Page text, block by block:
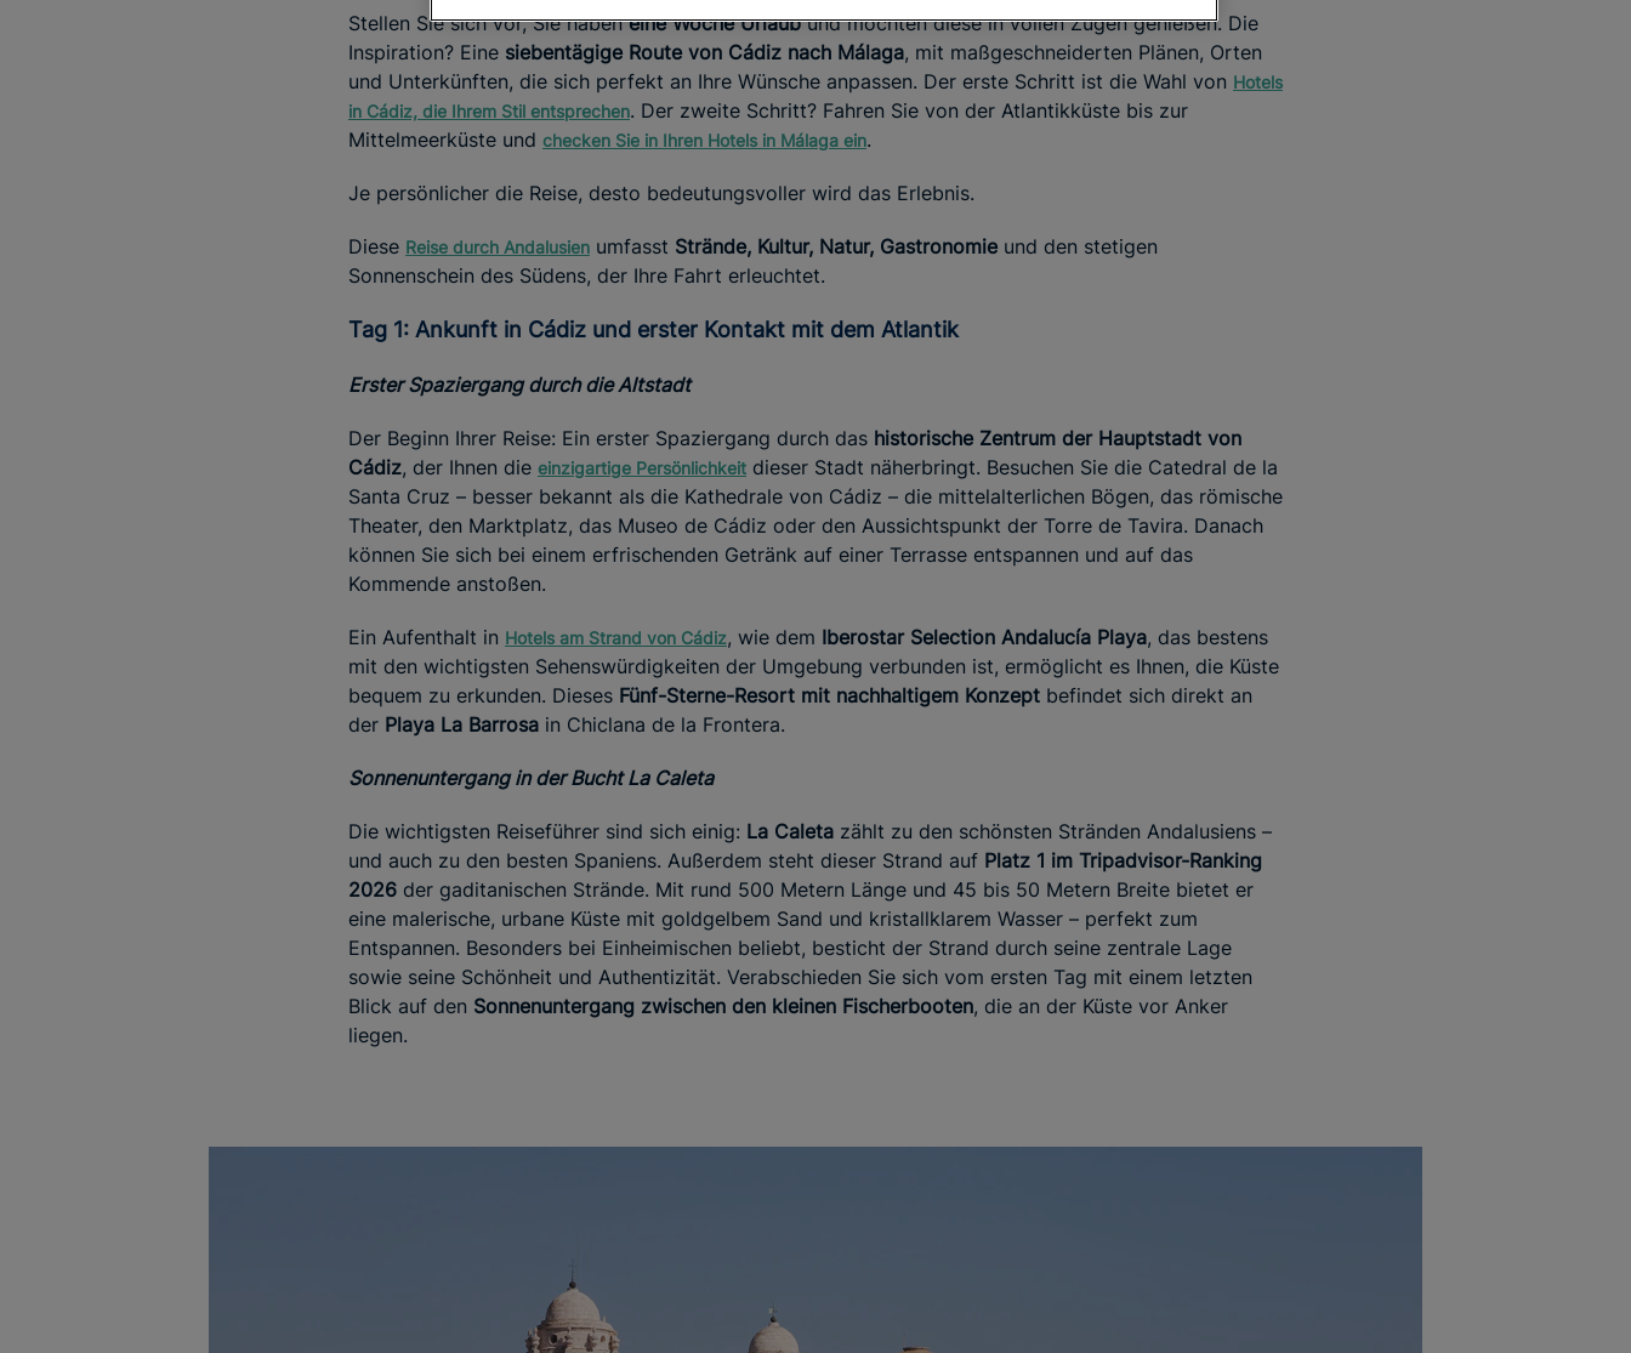
Stellen Sie sich vor, Sie habeneine Woche Urlaubund möchten diese in vollen Zügen genießen. Die
Inspiration? Eine siebentägige Route von Cádiz nach Málaga, mit maßgeschneiderten Plänen, Orten
und Unterkünften, die sich perfekt an Ihre Wünsche anpassen. Der erste Schritt ist die Wahl von Hotels
in Cádiz, die Ihrem Stil entsprechen. Der zweite Schritt? Fahren Sie von der Atlantikküste bis zur
Mittelmeerküste und checken Sie in Ihren Hotels in Málaga ein.
Je persönlicher die Reise, desto bedeutungsvoller wird das Erlebnis.
Diese Reise durch Andalusien umfasst Strände, Kultur, Natur, Gastronomie und den stetigen
Sonnenschein des Südens, der Ihre Fahrt erleuchtet.
Tag 1: Ankunft in Cádiz und erster Kontakt mit dem Atlantik
Erster Spaziergang durch die Altstadt
Der Beginn Ihrer Reise: Ein erster Spaziergang durch das historische Zentrum der Hauptstadt von
Cádiz, der Ihnen die einzigartige Persönlichkeit dieser Stadt näherbringt. Besuchen Sie die Catedral de la
Santa Cruz – besser bekannt als die Kathedrale von Cádiz – die mittelalterlichen Bögen, das römische
Theater, den Marktplatz, das Museo de Cádiz oder den Aussichtspunkt der Torre de Tavira. Danach
können Sie sich bei einem erfrischenden Getränk auf einer Terrasse entspannen und auf das
Kommende anstoßen.
Ein Aufenthalt in Hotels am Strand von Cádiz, wie dem Iberostar Selection Andalucía Playa, das bestens
mit den wichtigsten Sehenswürdigkeiten der Umgebung verbunden ist, ermöglicht es Ihnen, die Küste
bequem zu erkunden. Dieses Fünf-Sterne-Resort mit nachhaltigem Konzept befindet sich direkt an
der Playa La Barrosa in Chiclana de la Frontera.
Sonnenuntergang in der Bucht La Caleta
Die wichtigsten Reiseführer sind sich einig: La Caleta zählt zu den schönsten Stränden Andalusiens –
und auch zu den besten Spaniens. Außerdem steht dieser Strand auf Platz 1 im Tripadvisor-Ranking
2026 der gaditanischen Strände. Mit rund 500 Metern Länge und 45 bis 50 Metern Breite bietet er
eine malerische, urbane Küste mit goldgelbem Sand und kristallklarem Wasser – perfekt zum
Entspannen. Besonders bei Einheimischen beliebt, besticht der Strand durch seine zentrale Lage
sowie seine Schönheit und Authentizität. Verabschieden Sie sich vom ersten Tag mit einem letzten
Blick auf den Sonnenuntergang zwischen den kleinen Fischerbooten, die an der Küste vor Anker
liegen.